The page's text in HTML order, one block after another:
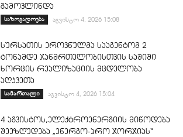
გამოვლინდა
საზოგადოება აგვისტო 4, 2026 15:08
სურსათის ეროვნულმა სააგენტომ 2
ტონამდე ჯანმრთელობისთვის საშიში
ხორცის რეალიზაციის მცდელობა
აღკვეთა
სამართალი აგვისტო 4, 2026 15:04
4 აგვისტოს,ელექტროენერგიის მიწოდება
შეეზღუდება „ენერგო-პრო ჯორჯიას“